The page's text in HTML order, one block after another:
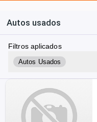
Autos usados
Filtros aplicados
Autos Usados